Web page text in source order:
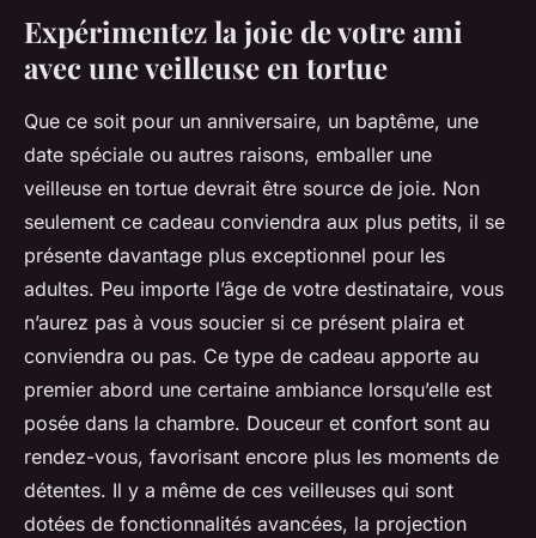
Expérimentez la joie de votre ami
avec une veilleuse en tortue
Que ce soit pour un anniversaire, un baptême, une
date spéciale ou autres raisons, emballer une
veilleuse en tortue devrait être source de joie. Non
seulement ce cadeau conviendra aux plus petits, il se
présente davantage plus exceptionnel pour les
adultes. Peu importe l’âge de votre destinataire, vous
n’aurez pas à vous soucier si ce présent plaira et
conviendra ou pas. Ce type de cadeau apporte au
premier abord une certaine ambiance lorsqu’elle est
posée dans la chambre. Douceur et confort sont au
rendez-vous, favorisant encore plus les moments de
détentes. Il y a même de ces veilleuses qui sont
dotées de fonctionnalités avancées, la projection